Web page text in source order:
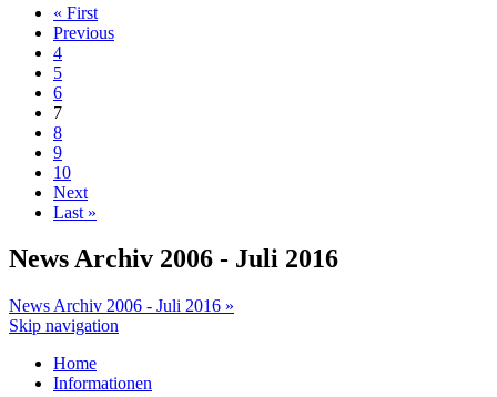
« First
Previous
4
5
6
7
8
9
10
Next
Last »
News Archiv 2006 - Juli 2016
News Archiv 2006 - Juli 2016 »
Skip navigation
Home
Informationen